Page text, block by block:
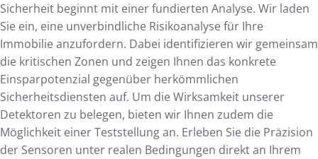
Sicherheit beginnt mit einer fundierten Analyse. Wir laden
Sie ein, eine unverbindliche Risikoanalyse für Ihre
Immobilie anzufordern. Dabei identifizieren wir gemeinsam
die kritischen Zonen und zeigen Ihnen das konkrete
Einsparpotenzial gegenüber herkömmlichen
Sicherheitsdiensten auf. Um die Wirksamkeit unserer
Detektoren zu belegen, bieten wir Ihnen zudem die
Möglichkeit einer Teststellung an. Erleben Sie die Präzision
der Sensoren unter realen Bedingungen direkt an Ihrem